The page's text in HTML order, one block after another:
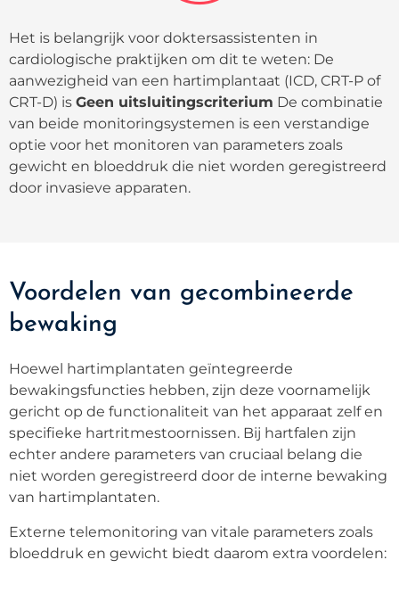
Het is belangrijk voor doktersassistenten in
cardiologische praktijken om dit te weten: De
aanwezigheid van een hartimplantaat (ICD, CRT-P of
CRT-D) is Geen uitsluitingscriterium De combinatie
van beide monitoringsystemen is een verstandige
optie voor het monitoren van parameters zoals
gewicht en bloeddruk die niet worden geregistreerd
door invasieve apparaten.
Voordelen van gecombineerde
bewaking
Hoewel hartimplantaten geïntegreerde
bewakingsfuncties hebben, zijn deze voornamelijk
gericht op de functionaliteit van het apparaat zelf en
specifieke hartritmestoornissen. Bij hartfalen zijn
echter andere parameters van cruciaal belang die
niet worden geregistreerd door de interne bewaking
van hartimplantaten.
Externe telemonitoring van vitale parameters zoals
bloeddruk en gewicht biedt daarom extra voordelen: